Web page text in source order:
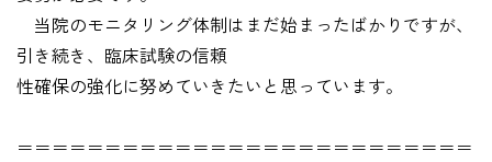
当院のモニタリング体制はまだ始まったばかりですが、
引き続き、臨床試験の信頼
性確保の強化に努めていきたいと思っています。
＝＝＝＝＝＝＝＝＝＝＝＝＝＝＝＝＝＝＝＝＝＝＝＝＝＝